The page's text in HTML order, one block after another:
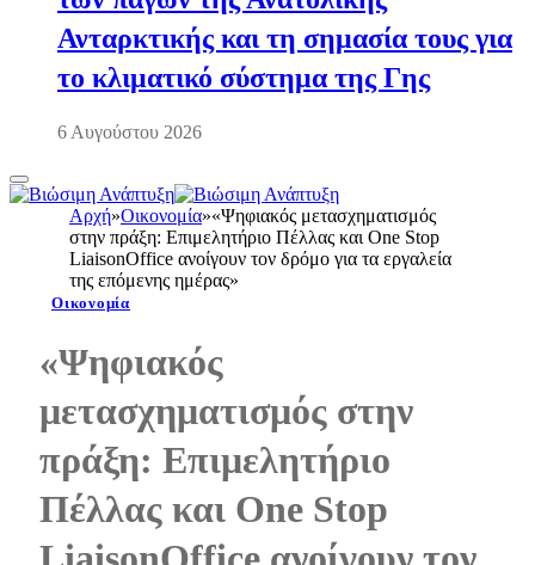
Ανταρκτικής και τη σημασία τους για
το κλιματικό σύστημα της Γης
6 Αυγούστου 2026
Αρχή»Οικονομία»«Ψηφιακός μετασχηματισμός
στην πράξη: Επιμελητήριο Πέλλας και One Stop
LiaisonOffice ανοίγουν τον δρόμο για τα εργαλεία
της επόμενης ημέρας»
Οικονομία
«Ψηφιακός
μετασχηματισμός στην
πράξη: Επιμελητήριο
Πέλλας και One Stop